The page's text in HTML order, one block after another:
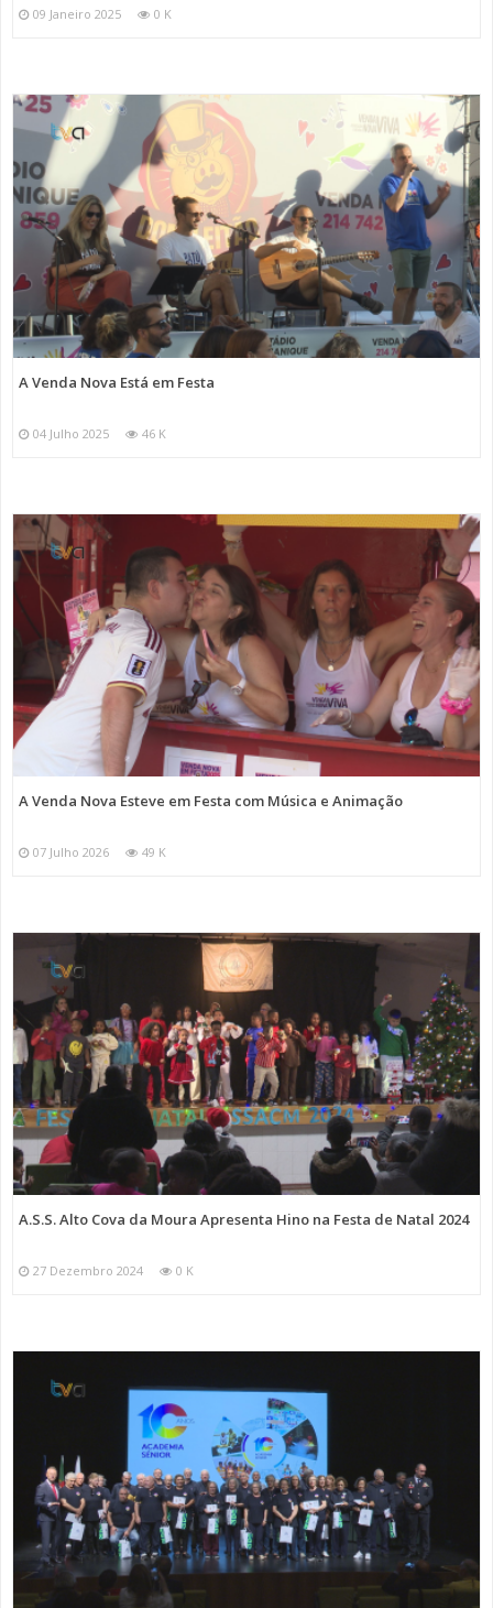
09 Janeiro 2025 0 K
A Venda Nova Está em Festa
04 Julho 2025 46 K
A Venda Nova Esteve em Festa com Música e Animação
07 Julho 2026 49 K
A.S.S. Alto Cova da Moura Apresenta Hino na Festa de Natal 2024
27 Dezembro 2024 0 K